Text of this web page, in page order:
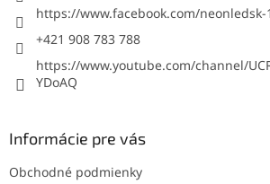
https://www.facebook.com/neonledsk-
+421 908 783 788
https://www.youtube.com/channel/
YDoAQ
Informácie pre vás
Obchodné podmienky